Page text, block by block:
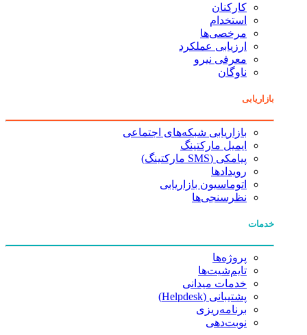
کارکنان
استخدام
مرخصی‌ها
ارزیابی عملکرد
معرفی نیرو
ناوگان
بازاریابی
بازاریابی شبکه‌های اجتماعی
ایمیل مارکتینگ
پیامکی (SMS مارکتینگ)
رویدادها
اتوماسیون بازاریابی
نظرسنجی‌ها
خدمات
پروژه‌ها
تایم‌شیت‌ها
خدمات میدانی
پشتیبانی (Helpdesk)
برنامه‌ریزی
نوبت‌دهی